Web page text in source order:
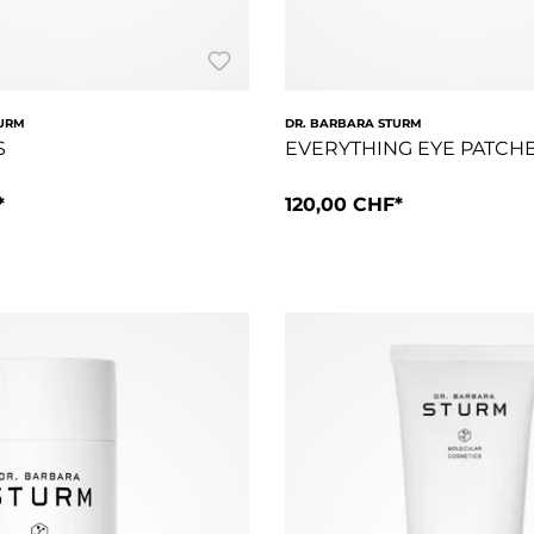
Breitbandschutz gegen UVA/UVB mit wirksamen Anti-
in leichter Konsistenz für das Gesicht bietet mit einer
DR. BARBARA STURM
EVERYTHING EYE
EVERYTHING EYE
120,00 CHF*